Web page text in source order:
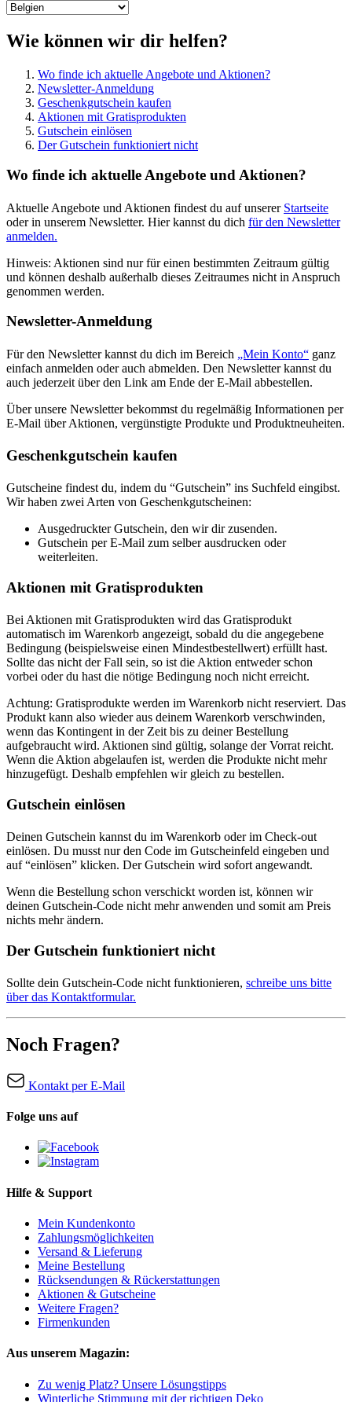
Wie können wir dir helfen?
Wo finde ich aktuelle Angebote und Aktionen?
Newsletter-Anmeldung
Geschenkgutschein kaufen
Aktionen mit Gratisprodukten
Gutschein einlösen
Der Gutschein funktioniert nicht
Wo finde ich aktuelle Angebote und Aktionen?
Aktuelle Angebote und Aktionen findest du auf unserer Startseite
oder in unserem Newsletter. Hier kannst du dich für den Newsletter
anmelden.
Hinweis: Aktionen sind nur für einen bestimmten Zeitraum gültig
und können deshalb außerhalb dieses Zeitraumes nicht in Anspruch
genommen werden.
Newsletter-Anmeldung
Für den Newsletter kannst du dich im Bereich „Mein Konto“ ganz
einfach anmelden oder auch abmelden. Den Newsletter kannst du
auch jederzeit über den Link am Ende der E-Mail abbestellen.
Über unsere Newsletter bekommst du regelmäßig Informationen per
E-Mail über Aktionen, vergünstigte Produkte und Produktneuheiten.
Geschenkgutschein kaufen
Gutscheine findest du, indem du “Gutschein” ins Suchfeld eingibst.
Wir haben zwei Arten von Geschenkgutscheinen:
Ausgedruckter Gutschein, den wir dir zusenden.
Gutschein per E-Mail zum selber ausdrucken oder
weiterleiten.
Aktionen mit Gratisprodukten
Bei Aktionen mit Gratisprodukten wird das Gratisprodukt
automatisch im Warenkorb angezeigt, sobald du die angegebene
Bedingung (beispielsweise einen Mindestbestellwert) erfüllt hast.
Sollte das nicht der Fall sein, so ist die Aktion entweder schon
vorbei oder du hast die nötige Bedingung noch nicht erreicht.
Achtung: Gratisprodukte werden im Warenkorb nicht reserviert. Das
Produkt kann also wieder aus deinem Warenkorb verschwinden,
wenn das Kontingent in der Zeit bis zu deiner Bestellung
aufgebraucht wird. Aktionen sind gültig, solange der Vorrat reicht.
Wenn die Aktion abgelaufen ist, werden die Produkte nicht mehr
hinzugefügt. Deshalb empfehlen wir gleich zu bestellen.
Gutschein einlösen
Deinen Gutschein kannst du im Warenkorb oder im Check-out
einlösen. Du musst nur den Code im Gutscheinfeld eingeben und
auf “einlösen” klicken. Der Gutschein wird sofort angewandt.
Wenn die Bestellung schon verschickt worden ist, können wir
deinen Gutschein-Code nicht mehr anwenden und somit am Preis
nichts mehr ändern.
Der Gutschein funktioniert nicht
Sollte dein Gutschein-Code nicht funktionieren, schreibe uns bitte
über das Kontaktformular.
Noch Fragen?
Kontakt per E-Mail
Folge uns auf
Hilfe & Support
Mein Kundenkonto
Zahlungsmöglichkeiten
Versand & Lieferung
Meine Bestellung
Rücksendungen & Rückerstattungen
Aktionen & Gutscheine
Weitere Fragen?
Firmenkunden
Aus unserem Magazin:
Zu wenig Platz? Unsere Lösungstipps
Winterliche Stimmung mit der richtigen Deko